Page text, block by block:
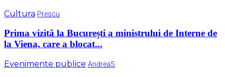
Cultura Prescu
Prima vizită la București a ministrului de Interne de
la Viena, care a blocat...
Evenimente publice AndreaS